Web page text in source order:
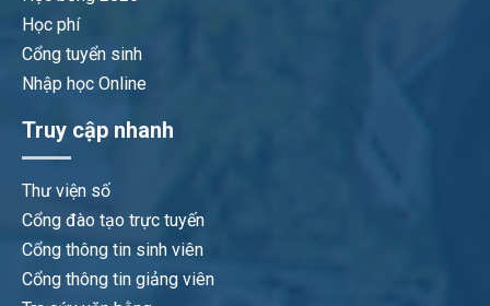
Học phí
Cổng tuyển sinh
Nhập học Online
Truy cập nhanh
Thư viện số
Cổng đào tạo trực tuyến
Cổng thông tin sinh viên
Cổng thông tin giảng viên